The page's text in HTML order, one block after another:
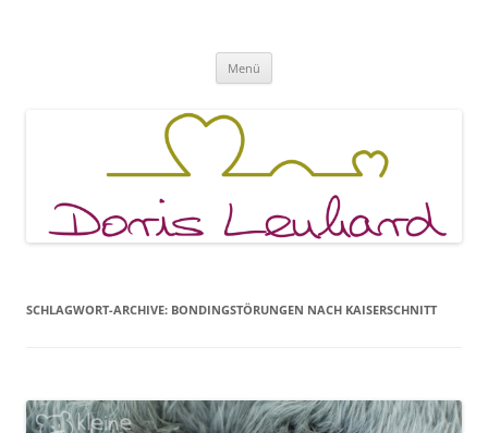
Menü
SCHLAGWORT-ARCHIVE: BONDINGSTÖRUNGEN NACH KAISERSCHNITT